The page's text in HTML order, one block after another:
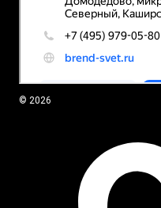
© 2026